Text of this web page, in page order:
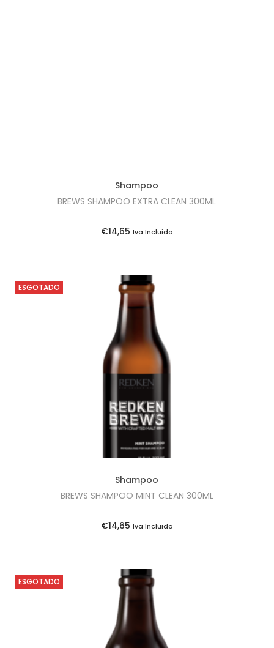
Shampoo
BREWS SHAMPOO EXTRA CLEAN 300ML
€14,65 Iva Incluido
ESGOTADO
Shampoo
BREWS SHAMPOO MINT CLEAN 300ML
€14,65 Iva Incluido
ESGOTADO